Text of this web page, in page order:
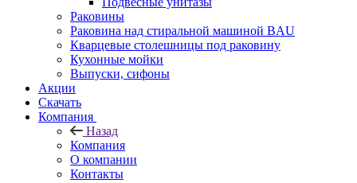
Раковины
Раковина над стиральной машиной BAU
Кварцевые столешницы под раковину
Кухонные мойки
Выпуски, сифоны
Акции
Скачать
Компания
Назад
Компания
О компании
Контакты